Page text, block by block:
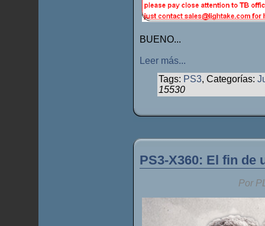
BUENO...
Leer más...
Tags: PS3, Categorías:
15530
PS3-X360: El fin de
Por